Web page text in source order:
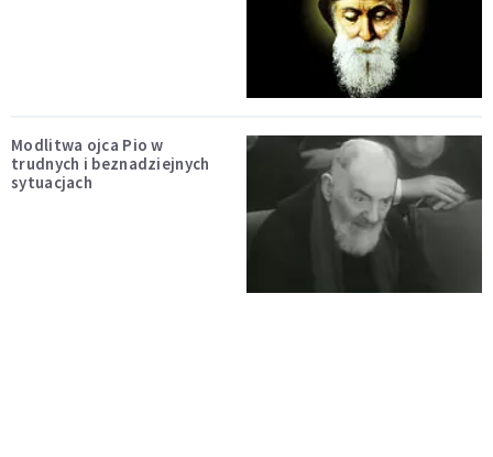
Modlitwa ojca Pio w
trudnych i beznadziejnych
sytuacjach